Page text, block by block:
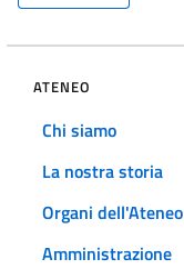
ATENEO
Chi siamo
La nostra storia
Organi dell'Ateneo
Amministrazione